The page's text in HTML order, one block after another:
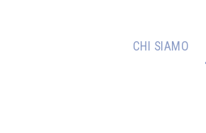
CHI SIAMO